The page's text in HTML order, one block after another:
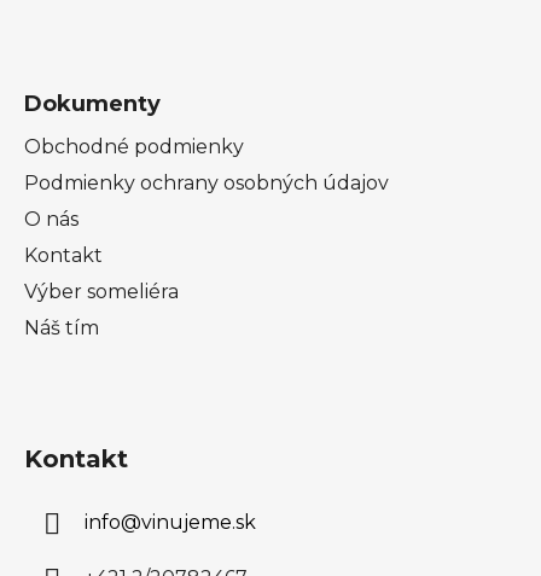
Dokumenty
Obchodné podmienky
Podmienky ochrany osobných údajov
O nás
Kontakt
Výber someliéra
Náš tím
Kontakt
info@vinujeme.sk